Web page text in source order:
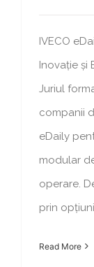
IVECO
Inovație și
Juriul
companii
eDaily
modular
operare.
prin
Read More